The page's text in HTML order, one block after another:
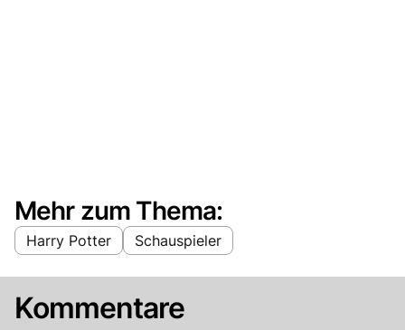
Mehr zum Thema:
Harry Potter Schauspieler
Kommentare